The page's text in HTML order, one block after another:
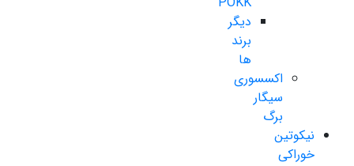
دیگر
برند
ها
اکسسوری
سیگار
برگ
نیکوتین
خوراکی